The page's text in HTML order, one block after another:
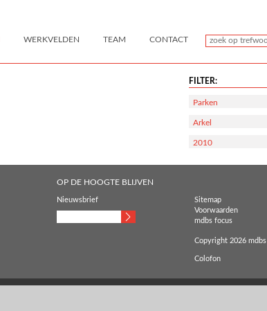
WERKVELDEN TEAM CONTACT
FILTER:
Parken
Arkel
2010
OP DE HOOGTE BLIJVEN
Nieuwsbrief
Sitemap
Voorwaarden
mdbs focus
Copyright 2026 mdbs
Colofon